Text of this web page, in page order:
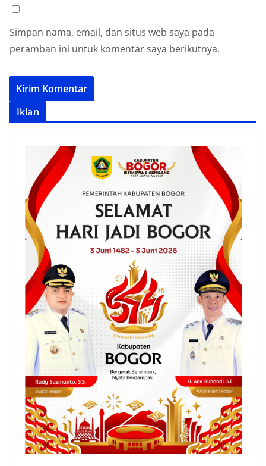
Simpan nama, email, dan situs web saya pada
peramban ini untuk komentar saya berikutnya.
Iklan